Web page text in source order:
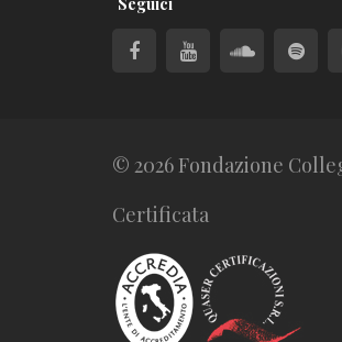
© 2026 Fondazione
Certificata